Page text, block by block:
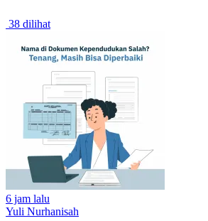
38 dilihat
6 jam lalu
Yuli Nurhanisah